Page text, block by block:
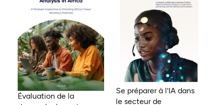
Zambie, Ouganda, Côte
d'Ivoire, Sierra Leone,
Erythrée, Gambie, Eswatini,
République démocratique
du Congo, Tanzanie,
Nigéria, Zimbabwe, Sud
Soudan, Afrique du Sud,
Cameroun, Éthiopie, Niger,
Morocco, Malawi, Tchad,
Syrie, Mali, Togo, Somalie
Évaluation de la
Se préparer à l'IA dans
le secteur de